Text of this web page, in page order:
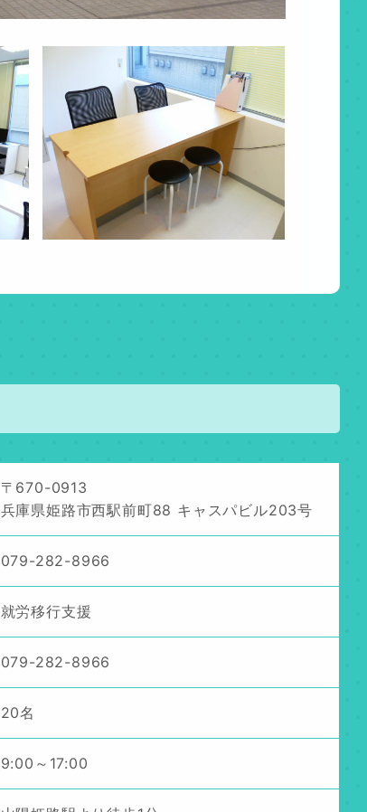
〒670-0913
兵庫県姫路市西駅前町88 キャスパビル203号
079-282-8966
就労移行支援
079-282-8966
20名
9:00～17:00